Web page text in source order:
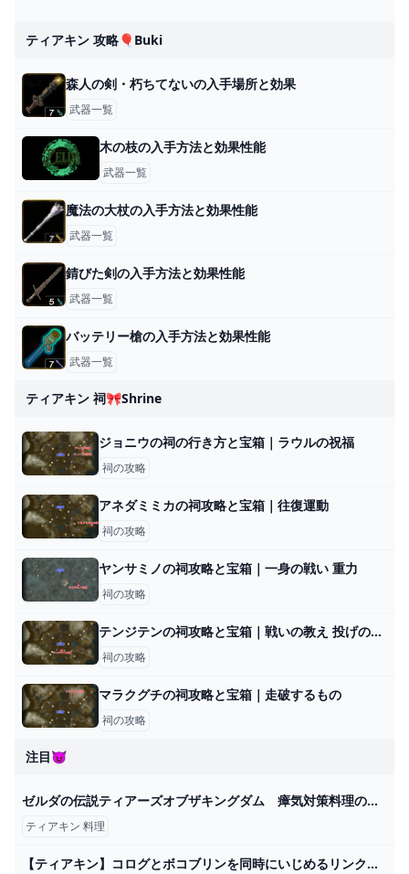
ティアキン 攻略🎈buki
森人の剣・朽ちてないの入手場所と効果
武器一覧
木の枝の入手方法と効果性能
武器一覧
魔法の大杖の入手方法と効果性能
武器一覧
錆びた剣の入手方法と効果性能
武器一覧
バッテリー槍の入手方法と効果性能
武器一覧
ティアキン 祠🎀shrine
ジョニウの祠の行き方と宝箱｜ラウルの祝福
祠の攻略
アネダミミカの祠攻略と宝箱｜往復運動
祠の攻略
ヤンサミノの祠攻略と宝箱｜一身の戦い 重力
祠の攻略
テンジテンの祠攻略と宝箱｜戦いの教え 投げの極意
祠の攻略
マラクグチの祠攻略と宝箱｜走破するもの
祠の攻略
注目😈
ゼルダの伝説ティアーズオブザキングダム 瘴気対策料理の作り方 マヨケ焼き山菜 ＃３８６ 【ティアキン】 - YouTube
ティアキン 料理
【ティアキン】コログとボコブリンを同時にいじめるリンク【ゼルダの伝説 ティアーズ オブ ザ キングダム】 - YouTube